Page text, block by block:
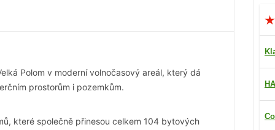
Polom v moderní volnočasový areál, který dá
prostorům i pozemkům.
které společně přinesou celkem 104 bytových